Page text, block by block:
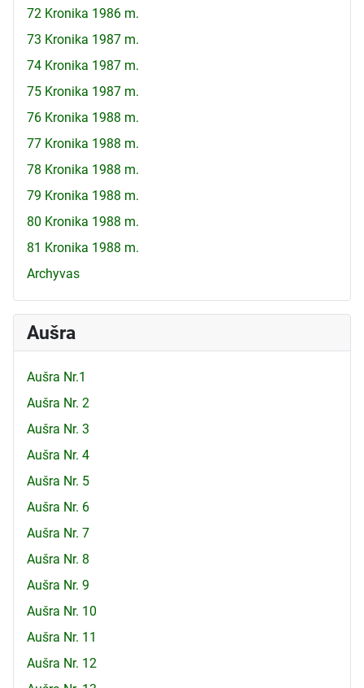
72 Kronika 1986 m.
73 Kronika 1987 m.
74 Kronika 1987 m.
75 Kronika 1987 m.
76 Kronika 1988 m.
77 Kronika 1988 m.
78 Kronika 1988 m.
79 Kronika 1988 m.
80 Kronika 1988 m.
81 Kronika 1988 m.
Archyvas
Aušra
Aušra Nr.1
Aušra Nr. 2
Aušra Nr. 3
Aušra Nr. 4
Aušra Nr. 5
Aušra Nr. 6
Aušra Nr. 7
Aušra Nr. 8
Aušra Nr. 9
Aušra Nr. 10
Aušra Nr. 11
Aušra Nr. 12